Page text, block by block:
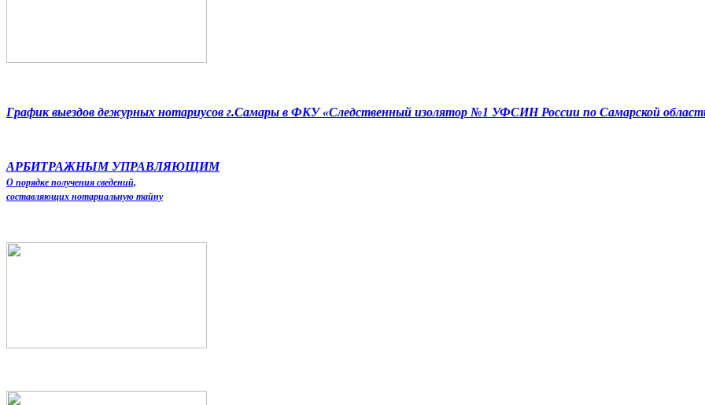
График выездов дежурных нотариусов г.Самары в ФКУ «Следственный изолятор №1 УФСИН России по Самарской
АРБИТРАЖНЫМ УПРАВЛЯЮЩИМ
О порядке получения сведений,
составляющих нотариальную тайну